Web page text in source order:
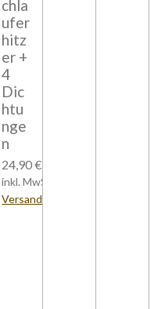
chla
ufer
hitz
er +
4
Dic
htu
nge
n
24,90 €
inkl. MwSt zzgl.
Versandkosten